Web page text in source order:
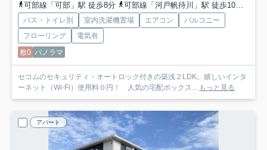
可部線「可部」駅 徒歩8分
可部線「河戸帆待川」駅 徒歩10分
バス・トイレ別 室内洗濯機置場 エアコン
バルコニー
フローリング
電気有
敷0 パノラマ
セコムのセキュリティ・オートロック付きの築浅２LDK。嬉しいインタ
ーネット（Wi-Fi）使用料０円！ 人気の宅配ボックス... もっと見る
アパート